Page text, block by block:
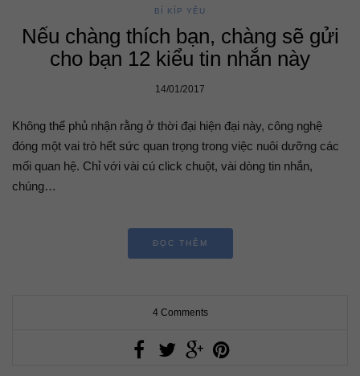
BÍ KÍP YÊU
Nếu chàng thích bạn, chàng sẽ gửi
cho bạn 12 kiểu tin nhắn này
14/01/2017
Không thể phủ nhận rằng ở thời đại hiện đại này, công nghệ
đóng một vai trò hết sức quan trọng trong việc nuôi dưỡng các
mối quan hệ. Chỉ với vài cú click chuột, vài dòng tin nhắn,
chúng…
ĐỌC THÊM
4 Comments